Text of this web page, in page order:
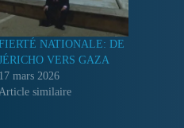
NATIONALE: DE
VERS GAZA
17 mars 2026
similaire